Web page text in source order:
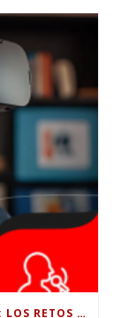
GENERACIÓN BETA Y CRIANZA DIGITAL: LOS RETOS DE CRIAR HIJOS EN LA ERA DE LA INTELIGENCIA ARTIFICIAL